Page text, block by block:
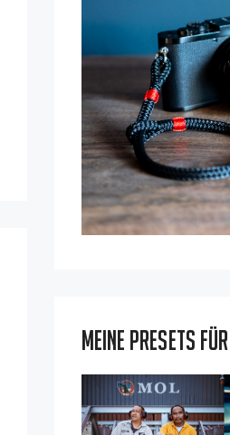
Meine Presets